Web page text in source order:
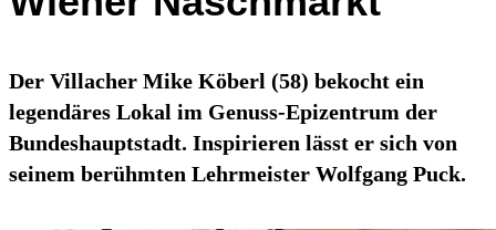
Der Villacher Mike Köberl (58) bekocht ein
legendäres Lokal im Genuss-Epizentrum der
Bundeshauptstadt. Inspirieren lässt er sich von
seinem berühmten Lehrmeister Wolfgang Puck.